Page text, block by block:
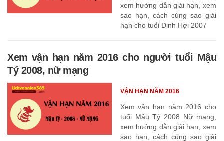
xem hướng dẫn giải hạn, xem
sao hạn, cách cúng sao giải
hạn cho tuổi Đinh Hợi 2007
Xem vận hạn năm 2016 cho người tuổi Mậu
Tý 2008, nữ mạng
Xem vận hạn năm 2016 cho
tuổi Mậu Tý 2008 Nữ mạng,
xem hướng dẫn giải hạn, xem
sao hạn, cách cúng sao giải
VẬN HẠN NĂM 2016